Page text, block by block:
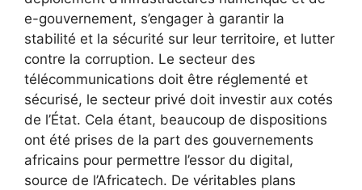
e-gouvernement, s’engager à garantir la
stabilité et la sécurité sur leur territoire, et lutter
contre la corruption. Le secteur des
télécommunications doit être réglementé et
sécurisé, le secteur privé doit investir aux cotés
de l’État. Cela étant, beaucoup de dispositions
ont été prises de la part des gouvernements
africains pour permettre l’essor du digital,
source de l’Africatech. De véritables plans